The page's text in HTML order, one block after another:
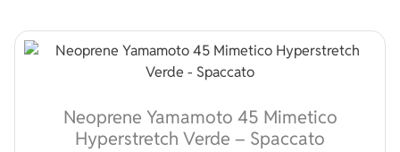
Neoprene Yamamoto 45 Mimetico
Hyperstretch Verde – Spaccato